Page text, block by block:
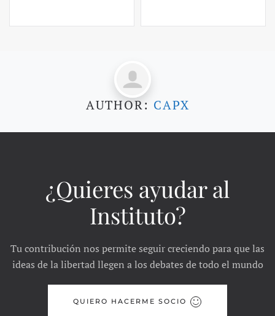
AUTHOR: CAPX
¿Quieres ayudar al
Instituto?
Tu contribución nos permite seguir creciendo para que las
ideas de la libertad llegen a los debates de todo el mundo
QUIERO HACERME SOCIO